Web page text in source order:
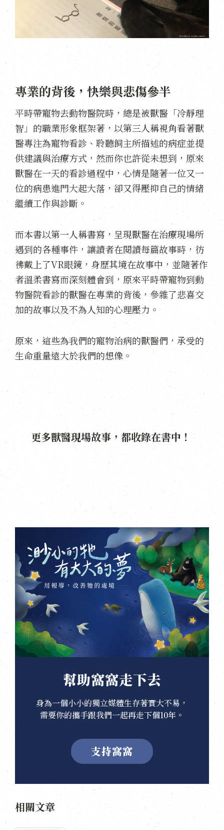
專業的背後，快樂與悲傷參半
平時帶寵物去動物醫院時，總是被獸醫「冷靜理
智」的職業形象框架著，以第三人稱視角看著獸
醫專注為寵物看診、聆聽飼主所描述的病症並提
供建議與治療方式，然而你也許從未想到，原來
獸醫在一天的看診過程中，心情是隨著一位又一
位的病患進門大起大落，卻又得壓抑自己的情緒
繼續工作與診斷。
而本書以第一人稱書寫，呈現獸醫在治療現場所
遇到的各種事件，讓讀者在閱讀每篇故事時，彷
彿戴上了VR眼鏡，身歷其境在故事中，並隨著作
者溫柔書寫而深刻體會到，原來平時帶寵物到動
物醫院看診的獸醫在專業的背後，參雜了悲喜交
加的故事以及不為人知的心理壓力。
原來，這些為我們的寵物治病的獸醫們，承受的
生命重量遠大於我們的想像。
更多獸醫現場故事，都收錄在書中！
幫助窩窩走下去
身為一個小小的獨立媒體生存著實大不易，
需要你的攜手跟我們一起再走下個10年。
支持窩窩
相關文章